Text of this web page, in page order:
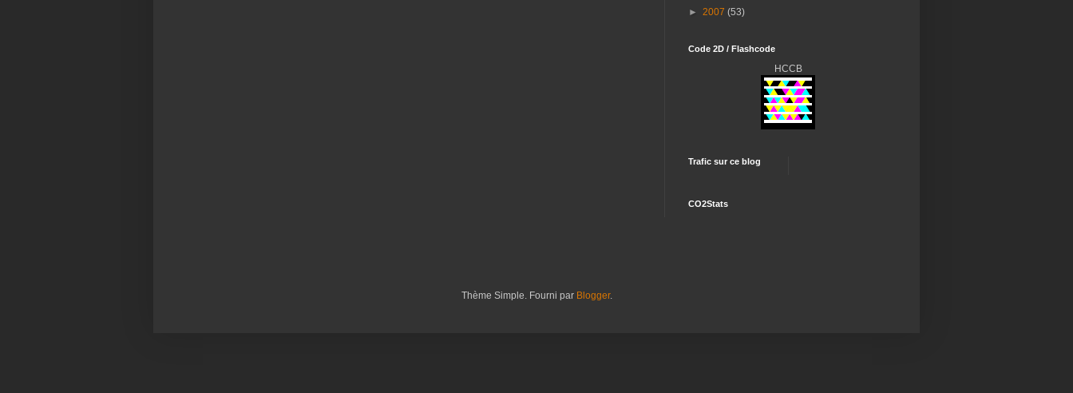
► 2007 (53)
Code 2D / Flashcode
HCCB
Trafic sur ce blog
CO2Stats
Thème Simple. Fourni par Blogger.